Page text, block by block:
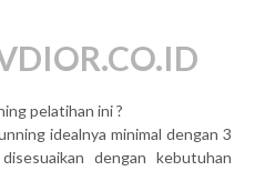
pelatihan ini ?
idealnya minimal dengan 3
dengan kebutuhan